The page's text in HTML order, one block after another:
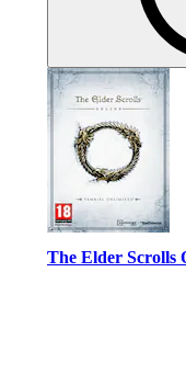
The Elder Scrolls